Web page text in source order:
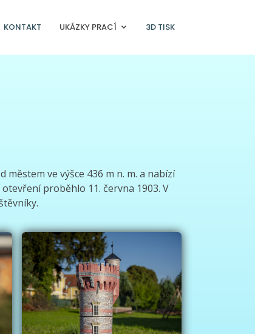
KONTAKT UKÁZKY PRACÍ 3D TISK
ve výšce 436 m n. m. a nabízí
proběhlo 11. června 1903. V